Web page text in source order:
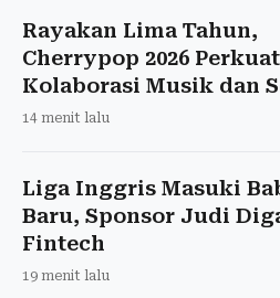
Rayakan Lima Tahun,
Cherrypop 2026 Perkuat
Kolaborasi Musik dan
14 menit lalu
Liga Inggris Masuki
Baru, Sponsor Judi
Fintech
19 menit lalu